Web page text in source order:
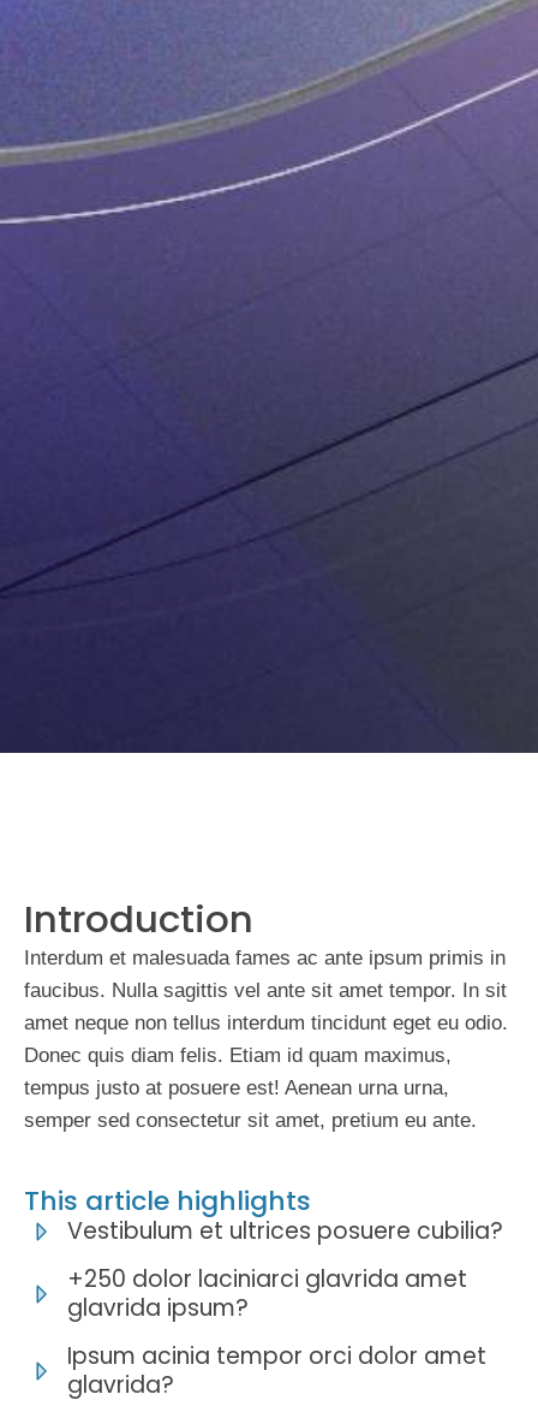
Introduction
Interdum et malesuada fames ac ante ipsum primis in
faucibus. Nulla sagittis vel ante sit amet tempor. In sit
amet neque non tellus interdum tincidunt eget eu odio.
Donec quis diam felis. Etiam id quam maximus,
tempus justo at posuere est! Aenean urna urna,
semper sed consectetur sit amet, pretium eu ante.
This article highlights
Vestibulum et ultrices posuere cubilia?
+250 dolor laciniarci glavrida amet
glavrida ipsum?
Ipsum acinia tempor orci dolor amet
glavrida?